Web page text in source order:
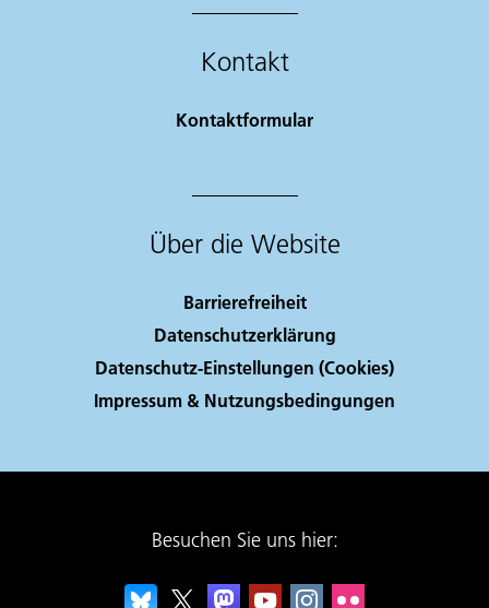
Kontakt
Kontaktformular
Über die Website
Barrierefreiheit
Datenschutzerklärung
Datenschutz-Einstellungen (Cookies)
Impressum & Nutzungsbedingungen
Besuchen Sie uns hier: